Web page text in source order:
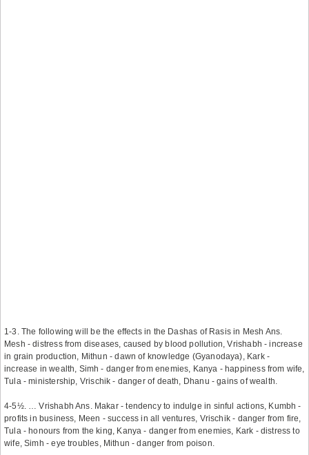
1-3. The following will be the effects in the Dashas of Rasis in Mesh Ans.
Mesh - distress from diseases, caused by blood pollution, Vrishabh - increase
in grain production, Mithun - dawn of knowledge (Gyanodaya), Kark -
increase in wealth, Simh - danger from enemies, Kanya - happiness from wife,
Tula - ministership, Vrischik - danger of death, Dhanu - gains of wealth.
4-5½. … Vrishabh Ans. Makar - tendency to indulge in sinful actions, Kumbh -
profits in business, Meen - success in all ventures, Vrischik - danger from fire,
Tula - honours from the king, Kanya - danger from enemies, Kark - distress to
wife, Simh - eye troubles, Mithun - danger from poison.